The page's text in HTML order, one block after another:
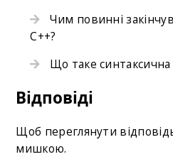
Чим повинні
С++?
Що таке синтаксична
Відповіді
Щоб переглянути
мишкою.